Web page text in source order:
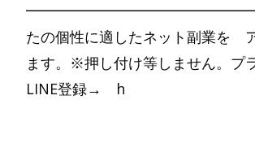
たの個性に適したネット副業を
ます。※押し付け等しません。プ
LINE登録→ h